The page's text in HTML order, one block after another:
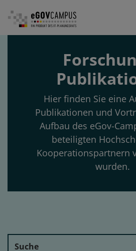
Inhalt
Hier finden Sie eine
Publikationen und
Aufbau des eGov-
beteiligten
Kooperationspartnern
wurden.